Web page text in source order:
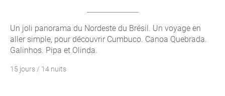
Un joli panorama du Nordeste du Brésil. Un voyage en
aller simple, pour découvrir Cumbuco. Canoa Quebrada.
Galinhos. Pipa et Olinda.
15 jours / 14 nuits